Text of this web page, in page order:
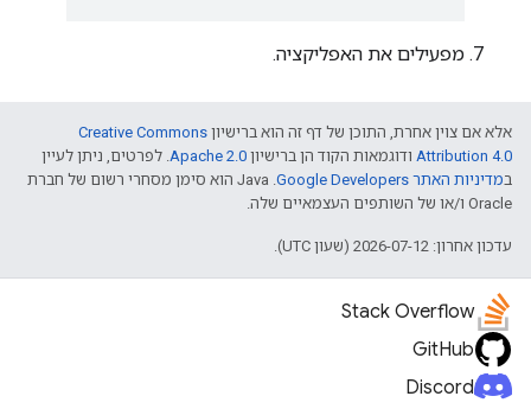
מפעילים את האפליקציה.
אלא אם צוין אחרת, התוכן של דף זה הוא ברישיון Creative Commons
Attribution 4.0 ודוגמאות הקוד הן ברישיון Apache 2.0. לפרטים, ניתן לעיין
במדיניות האתר Google Developers‏
.‏ Java הוא סימן מסחרי רשום של חברת
Oracle ו/או של השותפים העצמאיים שלה.
עדכון אחרון: 2026-07-12 (שעון UTC).
Stack Overflow
GitHub
Discord